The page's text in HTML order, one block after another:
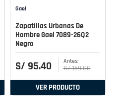
Gael
Zapatillas Urbanas De
Hombre Gael 7089-26Q2
Negro
S/ 95.40 S/ 159.00
VER PRODUCTO